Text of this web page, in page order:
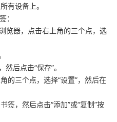
有设备上。
：
览器，点击右上角的三个点，选
后点击“保存”。
的三个点，选择“设置”，然后在
签，然后点击“添加”或“复制”按